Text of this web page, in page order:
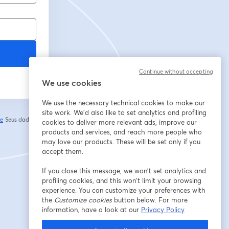
abre em uma nova guia
Seus dados vão
We use cookies
We use the necessary technical cookies to make our
site work. We'd also like to set analytics and profiling
cookies to deliver more relevant ads, improve our
products and services, and reach more people who
may love our products. These will be set only if you
accept them.
If you close this message, we won’t set analytics and
profiling cookies, and this won’t limit your browsing
experience. You can customize your preferences with
the Customize cookiesbutton below. For more
information, have a look at our Privacy Policy
Continue without accepting